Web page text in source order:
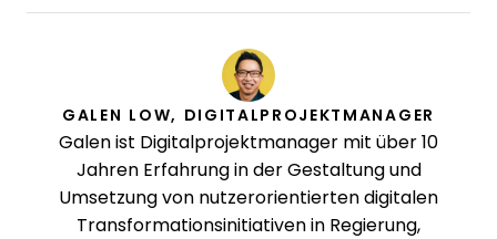
GALEN LOW, DIGITALPROJEKTMANAGER
Galen ist Digitalprojektmanager mit über 10
Jahren Erfahrung in der Gestaltung und
Umsetzung von nutzerorientierten digitalen
Transformationsinitiativen in Regierung,